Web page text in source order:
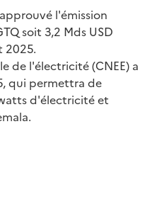
l'émission
soit 3,2 Mds USD
2025.
de l'électricité (CNEE) a
qui permettra de
d'électricité et